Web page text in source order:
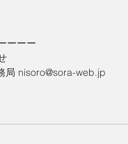
ーーー
局 nisoro@sora-web.jp